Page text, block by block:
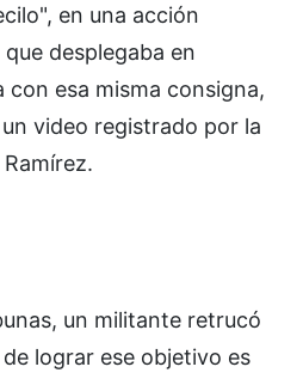
en una acción
desplegaba en
con esa misma consigna,
video registrado por la
un militante retrucó
lograr ese objetivo es